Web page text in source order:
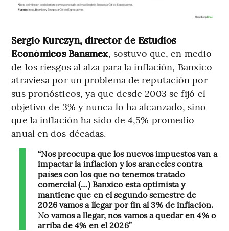
Sergio Kurczyn, director de Estudios
Económicos Banamex, sostuvo que, en medio
de los riesgos al alza para la inflación, Banxico
atraviesa por un problema de reputación por
sus pronósticos, ya que desde 2003 se fijó el
objetivo de 3% y nunca lo ha alcanzado, sino
que la inflación ha sido de 4,5% promedio
anual en dos décadas.
“Nos preocupa que los nuevos impuestos van a
impactar la inflación y los aranceles contra
países con los que no tenemos tratado
comercial (…) Banxico está optimista y
mantiene que en el segundo semestre de
2026 vamos a llegar por fin al 3% de inflación.
No vamos a llegar, nos vamos a quedar en 4% o
arriba de 4% en el 2026”